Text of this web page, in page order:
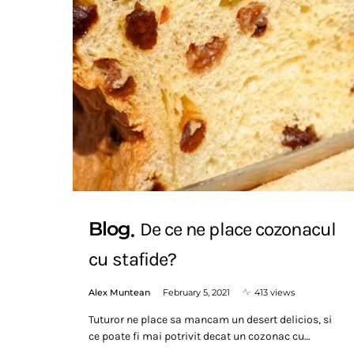
Blog De ce ne place cozonacul
cu stafide?
Alex Muntean February 5, 2021 413 views
Tuturor ne place sa mancam un desert delicios, si
ce poate fi mai potrivit decat un cozonac cu…